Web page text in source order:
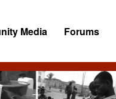
Media Forums